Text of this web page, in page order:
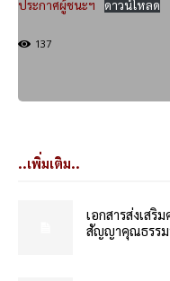
ประกาศผู้ชนะฯ
ดาวน์โหลด
137
..เพิ่มเติม..
เอกสารส่งเสริ
สัญญาคุณธรรมฯ